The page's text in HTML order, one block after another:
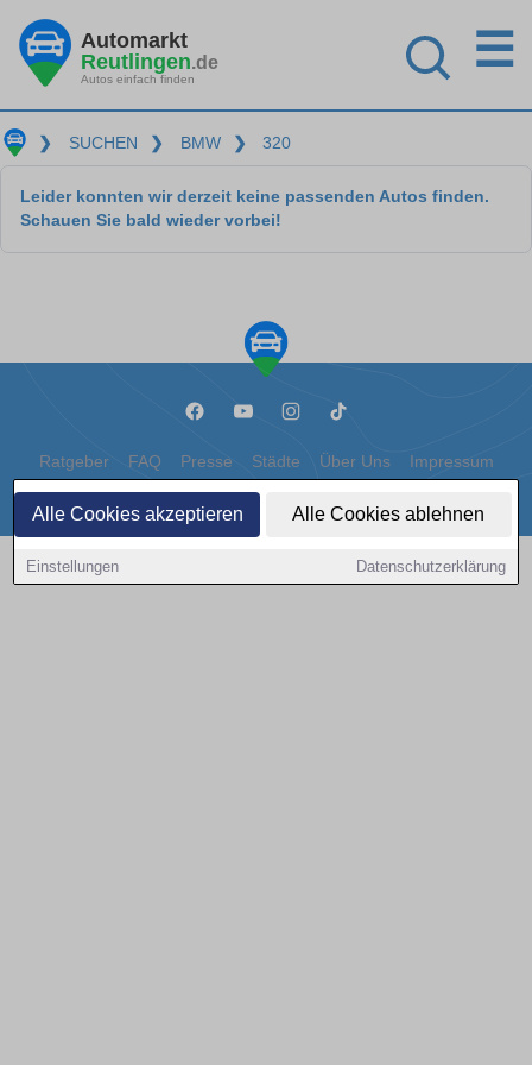
Alle Cookies akzeptieren Alle Cookies ablehnen
Einstellungen Datenschutzerklärung
Automarkt
Reutlingen.de
Autos einfach finden
☰
❯ SUCHEN ❯ BMW ❯ 320
Leider konnten wir derzeit keine passenden Autos finden.
Schauen Sie bald wieder vorbei!
Ratgeber FAQ Presse Städte Über Uns Impressum
Datenschutz Cookies
Copyright © 2000 - 2026 | 1A Infosysteme GmbH | Content by: 1a-sites-autos